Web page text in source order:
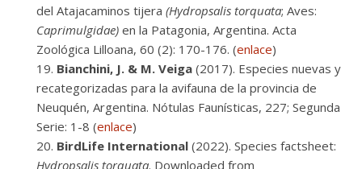
del Atajacaminos tijera (Hydropsalis torquata; Aves:
Caprimulgidae) en la Patagonia, Argentina. Acta
Zoológica Lilloana, 60 (2): 170-176. (enlace)
Bianchini, J. & M. Veiga (2017). Especies nuevas y
recategorizadas para la avifauna de la provincia de
Neuquén, Argentina. Nótulas Faunísticas, 227; Segunda
Serie: 1-8 (enlace)
BirdLife International (2022). Species factsheet:
Hydropsalis torquata. Downloaded from